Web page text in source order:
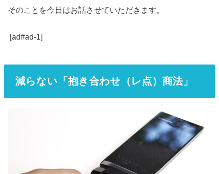
そのことを今日はお話させていただきます。
[ad#ad-1]
減らない「抱き合わせ（レ点）商法」